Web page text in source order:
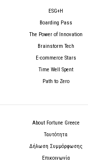
ESG+H
Boarding Pass
The Power of Innovation
Brainstorm Tech
E-commerce Stars
Time Well Spent
Path to Zero
About Fortune Greece
Ταυτότητα
Δήλωση Συμμόρφωσης
Επικοινωνία